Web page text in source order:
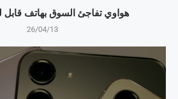
هواوي تفاجئ السوق بهاتف قابل
26/04/13